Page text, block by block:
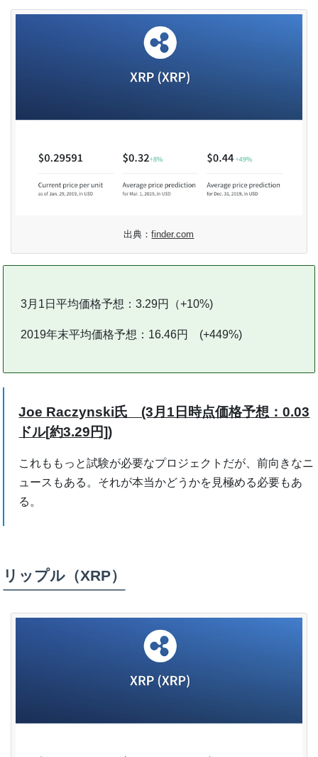
出典：finder.com
3月1日平均価格予想：3.29円（+10%)
2019年末平均価格予想：16.46円 (+449%)
Joe Raczynski氏 (3月1日時点価格予想：0.03
ドル[約3.29円])
これももっと試験が必要なプロジェクトだが、前向きなニ
ュースもある。それが本当かどうかを見極める必要もあ
る。
リップル（XRP）